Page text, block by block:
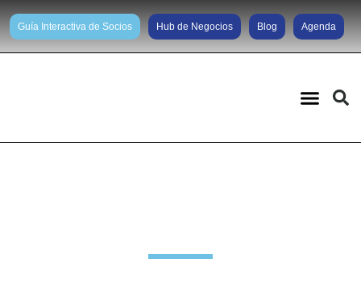
Guía Interactiva de Socios Hub de Negocios Blog Agenda